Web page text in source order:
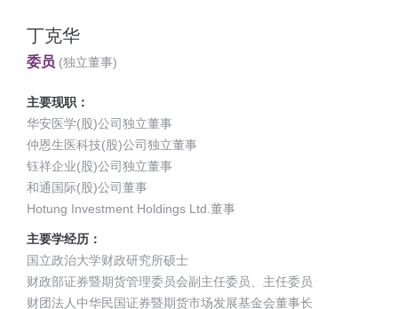
丁克华
委员 (独立董事)
主要现职：
华安医学(股)公司独立董事
仲恩生医科技(股)公司独立董事
钰祥企业(股)公司独立董事
和通国际(股)公司董事
Hotung Investment Holdings Ltd.董事
主要学经历：
国立政治大学财政研究所硕士
财政部证券暨期货管理委员会副主任委员、主任委员
财团法人中华民国证券暨期货市场发展基金会董事长